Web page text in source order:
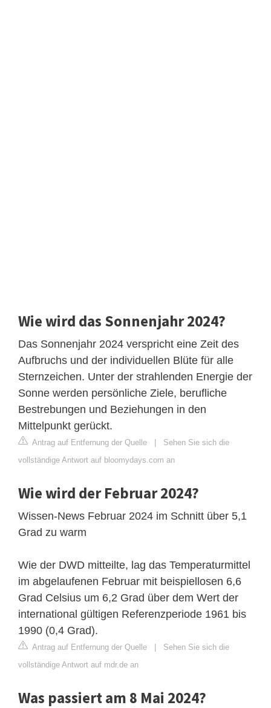
Wie wird das Sonnenjahr 2024?
Das Sonnenjahr 2024 verspricht eine Zeit des
Aufbruchs und der individuellen Blüte für alle
Sternzeichen. Unter der strahlenden Energie der
Sonne werden persönliche Ziele, berufliche
Bestrebungen und Beziehungen in den
Mittelpunkt gerückt.
Antrag auf Entfernung der Quelle | Sehen Sie sich die
vollständige Antwort auf bloomydays.com an
Wie wird der Februar 2024?
Wissen-News Februar 2024 im Schnitt über 5,1
Grad zu warm
Wie der DWD mitteilte, lag das Temperaturmittel
im abgelaufenen Februar mit beispiellosen 6,6
Grad Celsius um 6,2 Grad über dem Wert der
international gültigen Referenzperiode 1961 bis
1990 (0,4 Grad).
Antrag auf Entfernung der Quelle | Sehen Sie sich die
vollständige Antwort auf mdr.de an
Was passiert am 8 Mai 2024?